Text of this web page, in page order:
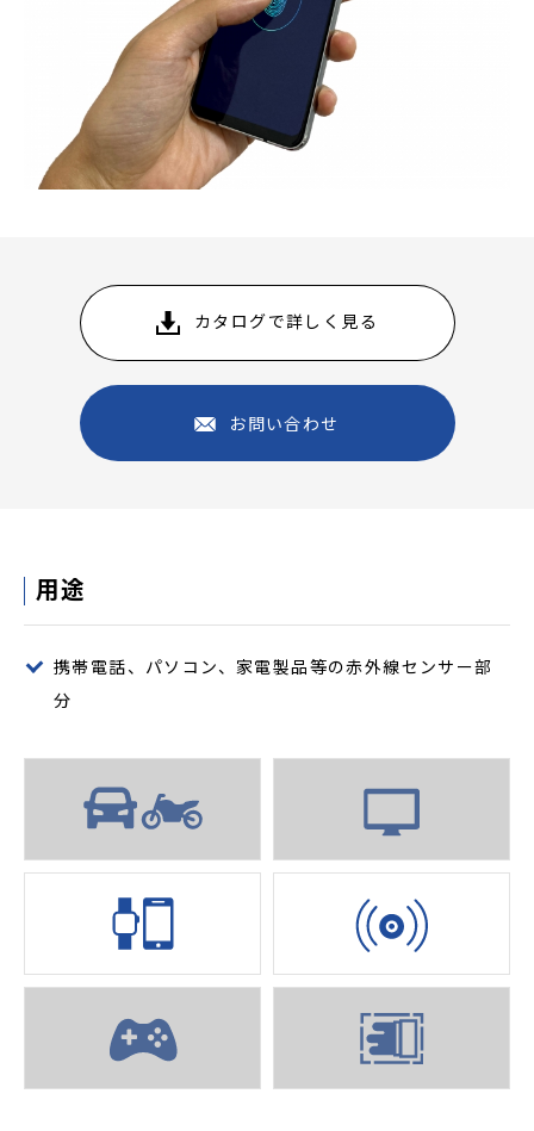
カタログで詳しく見る
お問い合わせ
用途
携帯電話、パソコン、家電製品等の赤外線センサー部
分